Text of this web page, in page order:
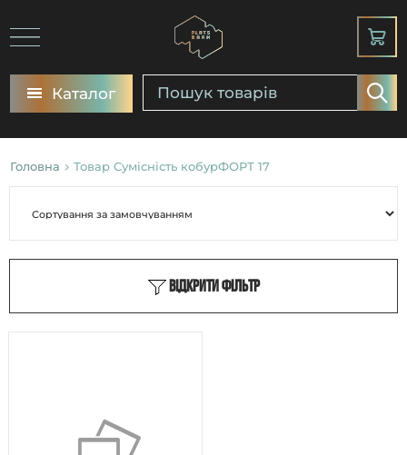
Каталог
Головна Товар Сумісність кобурФОРТ 17
Відкрити фільтр